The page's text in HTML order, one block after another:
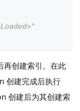
再创建索引。在此
创建完成后执行
创建后为其创建索